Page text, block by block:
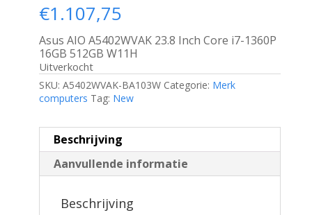
€1.107,75
Asus AIO A5402WVAK 23.8 Inch Core i7-1360P
16GB 512GB W11H
Uitverkocht
SKU: A5402WVAK-BA103W Categorie: Merk
computers Tag: New
Beschrijving
Aanvullende informatie
Beschrijving